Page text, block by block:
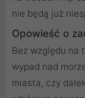
nie będą już
Opowieść o
Bez względu na
wypad nad
miasta, czy